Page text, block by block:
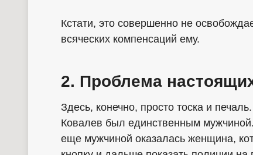
Кстати, это совершенно не
всяческих компенсаций ему.
2. Проблема
Здесь, конечно, просто тоска и
Ковалев был единственным
еще мужчиной оказалась женщина,